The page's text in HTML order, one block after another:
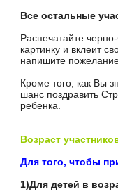
Все остальные
Распечатайте
картинку и вклеит
напишите
Кроме того, как Вы
шанс поздравить
ребенка.
Возраст
Для того, чтобы
1)Для детей в